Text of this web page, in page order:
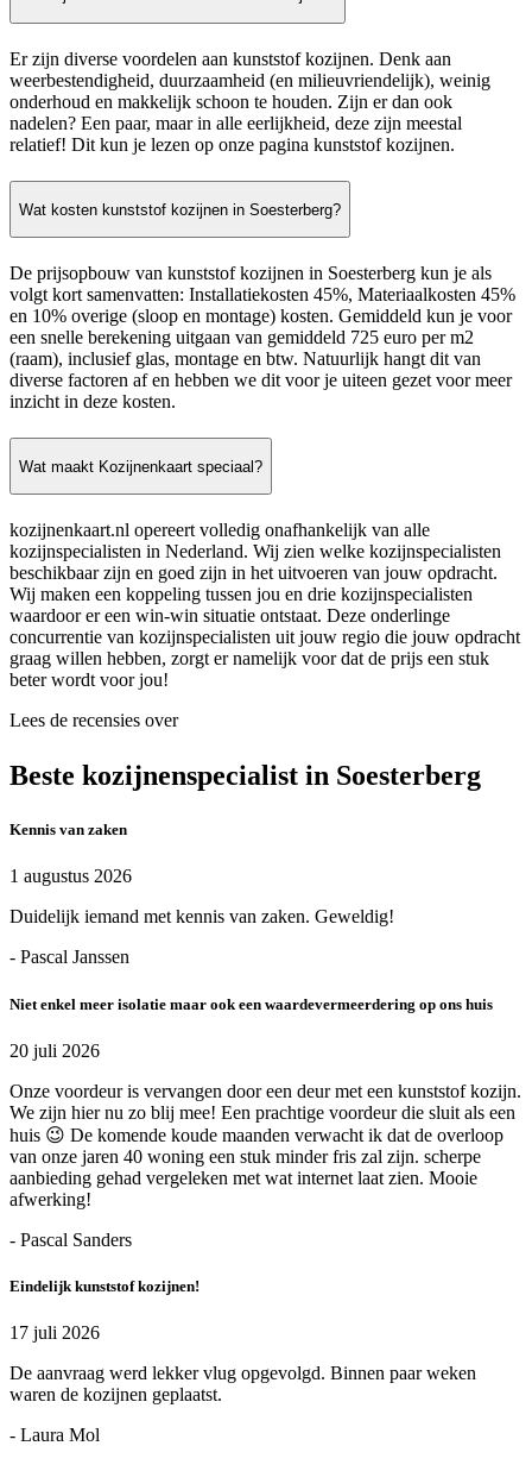
Er zijn diverse voordelen aan kunststof kozijnen. Denk aan
weerbestendigheid, duurzaamheid (en milieuvriendelijk), weinig
onderhoud en makkelijk schoon te houden. Zijn er dan ook
nadelen? Een paar, maar in alle eerlijkheid, deze zijn meestal
relatief! Dit kun je lezen op onze pagina kunststof kozijnen.
Wat kosten kunststof kozijnen in Soesterberg?
De prijsopbouw van kunststof kozijnen in Soesterberg kun je als
volgt kort samenvatten: Installatiekosten 45%, Materiaalkosten 45%
en 10% overige (sloop en montage) kosten. Gemiddeld kun je voor
een snelle berekening uitgaan van gemiddeld 725 euro per m2
(raam), inclusief glas, montage en btw. Natuurlijk hangt dit van
diverse factoren af en hebben we dit voor je uiteen gezet voor meer
inzicht in deze kosten.
Wat maakt Kozijnenkaart speciaal?
kozijnenkaart.nl opereert volledig onafhankelijk van alle
kozijnspecialisten in Nederland. Wij zien welke kozijnspecialisten
beschikbaar zijn en goed zijn in het uitvoeren van jouw opdracht.
Wij maken een koppeling tussen jou en drie kozijnspecialisten
waardoor er een win-win situatie ontstaat. Deze onderlinge
concurrentie van kozijnspecialisten uit jouw regio die jouw opdracht
graag willen hebben, zorgt er namelijk voor dat de prijs een stuk
beter wordt voor jou!
Lees de recensies over
Beste kozijnenspecialist in Soesterberg
Kennis van zaken
1 augustus 2026
Duidelijk iemand met kennis van zaken. Geweldig!
- Pascal Janssen
Niet enkel meer isolatie maar ook een waardevermeerdering op ons huis
20 juli 2026
Onze voordeur is vervangen door een deur met een kunststof kozijn.
We zijn hier nu zo blij mee! Een prachtige voordeur die sluit als een
huis 😉 De komende koude maanden verwacht ik dat de overloop
van onze jaren 40 woning een stuk minder fris zal zijn. scherpe
aanbieding gehad vergeleken met wat internet laat zien. Mooie
afwerking!
- Pascal Sanders
Eindelijk kunststof kozijnen!
17 juli 2026
De aanvraag werd lekker vlug opgevolgd. Binnen paar weken
waren de kozijnen geplaatst.
- Laura Mol